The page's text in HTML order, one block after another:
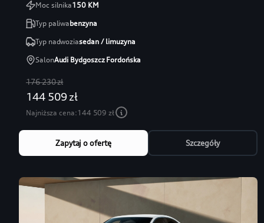
Moc silnika150KM
Typ paliwabenzyna
Typ nadwoziasedan / limuzyna
SalonAudi Bydgoszcz Fordońska
176 230 zł
144 509 zł
Najniższa cena:144 509 zł
Zapytaj o ofertę Szczegóły